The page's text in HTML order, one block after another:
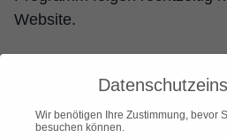
Website.
Alte Druckerei, August-
Wir benötigen Ihre Zustimmung, bevor
besuchen können.